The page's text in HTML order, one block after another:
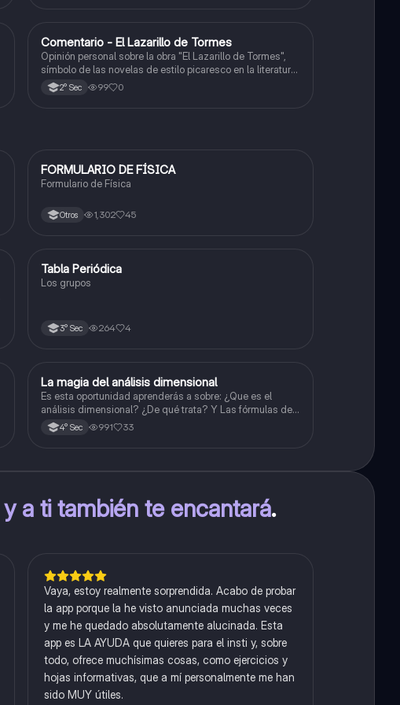
Castellano
Comentario - El Lazarillo de Tormes
Opinión personal sobre la obra "El Lazarillo de Tormes",
símbolo de las novelas de estilo picaresco en la literatura
española.
2° Sec 99 0
Física
FORMULARIO DE FÍSICA
Formulario de Física
Otros 1,302 45
Química
Tabla Periódica
Los grupos
3° Sec 264 4
Física
La magia del análisis dimensional
Es esta oportunidad aprenderás a sobre: ¿Que es el
análisis dimensional? ¿De qué trata? Y Las fórmulas de
las magnitudes fundamentales y derivadas.
4° Sec 991 33
y a ti también te encantará.
Vaya, estoy realmente sorprendida. Acabo de probar
la app porque la he visto anunciada muchas veces
y me he quedado absolutamente alucinada. Esta
app es LA AYUDA que quieres para el insti y, sobre
todo, ofrece muchísimas cosas, como ejercicios y
hojas informativas, que a mí personalmente me han
sido MUY útiles.